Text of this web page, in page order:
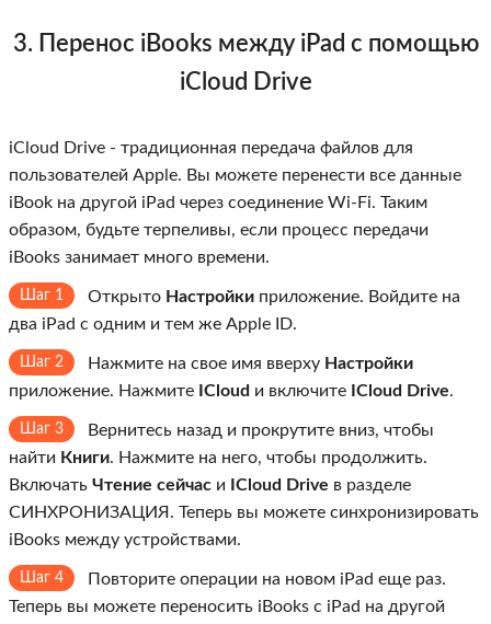
3. Перенос iBooks между iPad с помощью
iCloud Drive
iCloud Drive - традиционная передача файлов для
пользователей Apple. Вы можете перенести все данные
iBook на другой iPad через соединение Wi-Fi. Таким
образом, будьте терпеливы, если процесс передачи
iBooks занимает много времени.
Шаг 1 Открыто Настройки приложение. Войдите на
два iPad с одним и тем же Apple ID.
Шаг 2 Нажмите на свое имя вверху Настройки
приложение. Нажмите ICloud и включите ICloud Drive.
Шаг 3
Вернитесь назад и прокрутите вниз, чтобы
найти Книги. Нажмите на него, чтобы продолжить.
Включать Чтение сейчас и ICloud Drive в разделе
СИНХРОНИЗАЦИЯ. Теперь вы можете синхронизировать
iBooks между устройствами.
Шаг 4
Повторите операции на новом iPad еще раз.
Теперь вы можете переносить iBooks с iPad на другой